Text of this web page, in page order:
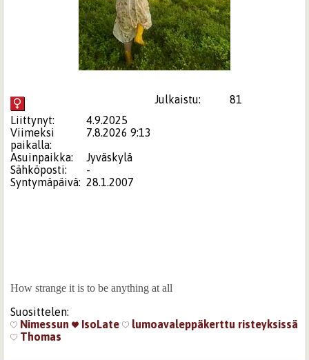
Julkaistu:
81
Liittynyt:
4.9.2025
Viimeksi
paikalla:
7.8.2026 9:13
Asuinpaikka:
Jyväskylä
Sähköposti:
-
Syntymäpäivä: 28.1.2007
How strange it is to be anything at all
Suosittelen:
Nimessun
IsoLate lumoavaleppäkerttu risteyksissä
Thomas